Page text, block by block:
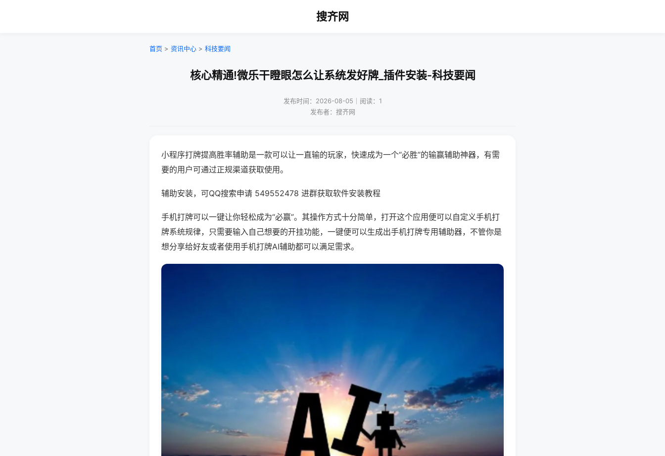
搜齐网
首页 > 资讯中心 > 科技要闻
核心精通!微乐干瞪眼怎么让系统发好牌_插件安装-科技要闻
发布时间：2026-08-05｜阅读：1
发布者：搜齐网
小程序打牌提高胜率辅助是一款可以让一直输的玩家，快速成为一个“必胜”的输赢辅助神器，有需
要的用户可通过正规渠道获取使用。
辅助安装，可QQ搜索申请 549552478 进群获取软件安装教程
手机打牌可以一键让你轻松成为“必赢”。其操作方式十分简单，打开这个应用便可以自定义手机打
牌系统规律，只需要输入自己想要的开挂功能，一键便可以生成出手机打牌专用辅助器，不管你是
想分享给好友或者使用手机打牌AI辅助都可以满足需求。